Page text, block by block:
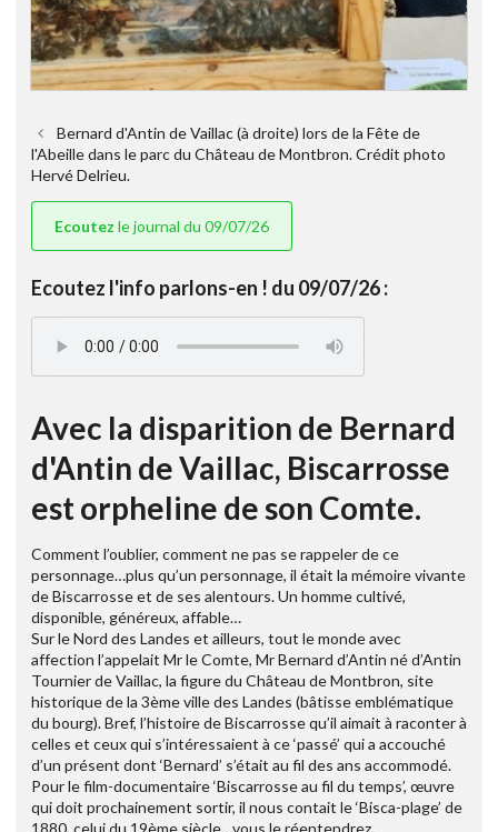
Bernard d'Antin de Vaillac (à droite) lors de la Fête de
l'Abeille dans le parc du Château de Montbron. Crédit photo
Hervé Delrieu.
Ecoutez le journal du 09/07/26
Ecoutez l'info parlons-en ! du 09/07/26 :
Avec la disparition de Bernard
d'Antin de Vaillac, Biscarrosse
est orpheline de son Comte.
Comment l’oublier, comment ne pas se rappeler de ce
personnage…plus qu’un personnage, il était la mémoire vivante
de Biscarrosse et de ses alentours. Un homme cultivé,
disponible, généreux, affable…
Sur le Nord des Landes et ailleurs, tout le monde avec
affection l’appelait Mr le Comte, Mr Bernard d’Antin né d’Antin
Tournier de Vaillac, la figure du Château de Montbron, site
historique de la 3ème ville des Landes (bâtisse emblématique
du bourg). Bref, l’histoire de Biscarrosse qu’il aimait à raconter à
celles et ceux qui s’intéressaient à ce ‘passé’ qui a accouché
d’un présent dont ‘Bernard’ s’était au fil des ans accommodé.
Pour le film-documentaire ‘Biscarrosse au fil du temps’, œuvre
qui doit prochainement sortir, il nous contait le ‘Bisca-plage’ de